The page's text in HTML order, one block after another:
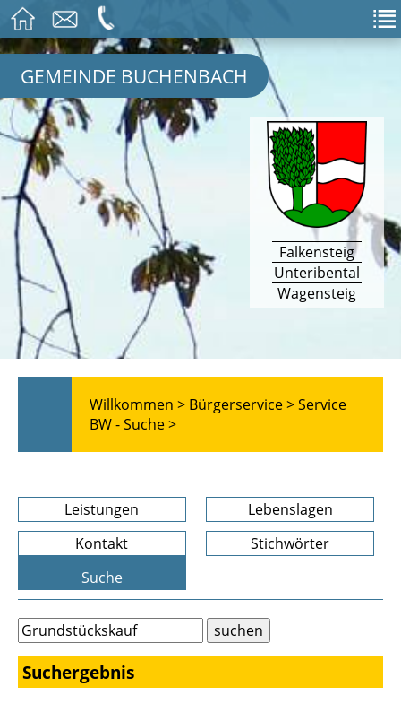
GEMEINDE BUCHENBACH
Falkensteig
Unteribental
Wagensteig
Willkommen > Bürgerservice >Service
BW - Suche >
Leistungen
Lebenslagen
Kontakt
Stichwörter
Suche
Suchergebnis